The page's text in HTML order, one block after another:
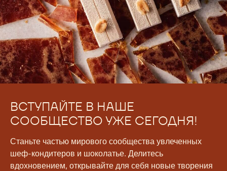
ВСТУПАЙТЕ В НАШЕ
СООБЩЕСТВО УЖЕ СЕГОДНЯ!
Станьте частью мирового сообщества увлеченных
шеф-кондитеров и шоколатье. Делитесь
вдохновением, открывайте для себя новые творения